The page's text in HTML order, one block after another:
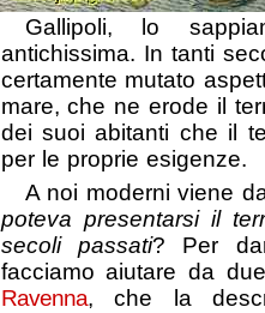
Gallipoli, lo
antichissima. In tanti
certamente mutato
mare, che ne erode il
dei suoi abitanti che il
per le proprie esigenze.
A noi moderni viene
poteva presentarsi il
secoli passati? Per
facciamo aiutare da
Ravenna, che la